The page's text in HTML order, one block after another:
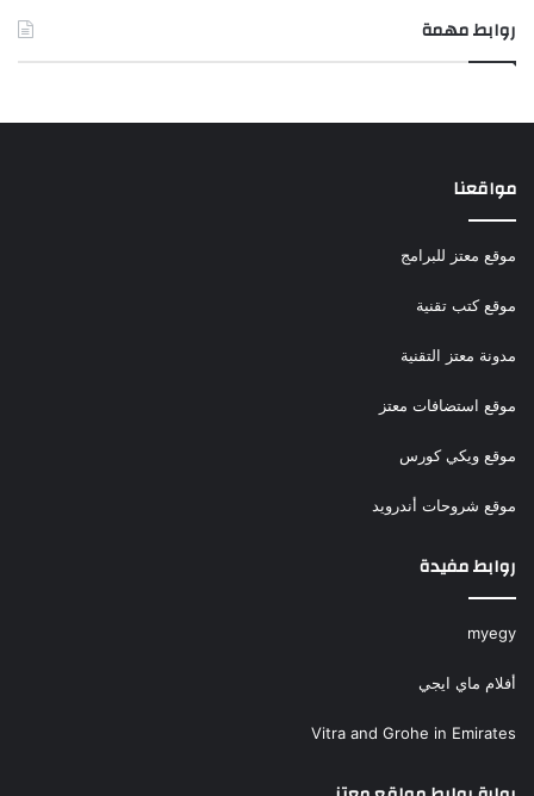
روابط مهمة
مواقعنا
موقع معتز للبرامج
موقع كتب تقنية
مدونة معتز التقنية
موقع استضافات معتز
موقع ويكي كورس
موقع شروحات أندرويد
روابط مفيدة
myegy
أفلام ماي ايجي
Vitra and Grohe in Emirates